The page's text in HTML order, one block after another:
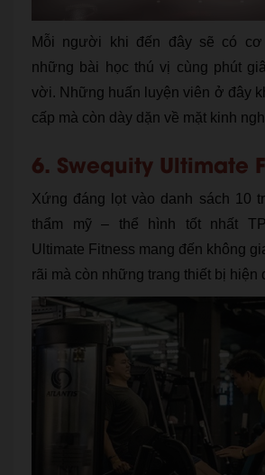
Mỗi người khi đến đây sẽ có cơ
những bài học thú vị cùng phút
vời. Những huấn luyện viên ở đây
cấp mà còn dày dặn về mặt kinh
6. Swequity Ultimate
Xứng đáng lọt vào danh sách 10
thẩm mỹ – thể hình tốt nhất
Ultimate Fitness mang đến không
rãi mà còn những trang thiết bị hiện